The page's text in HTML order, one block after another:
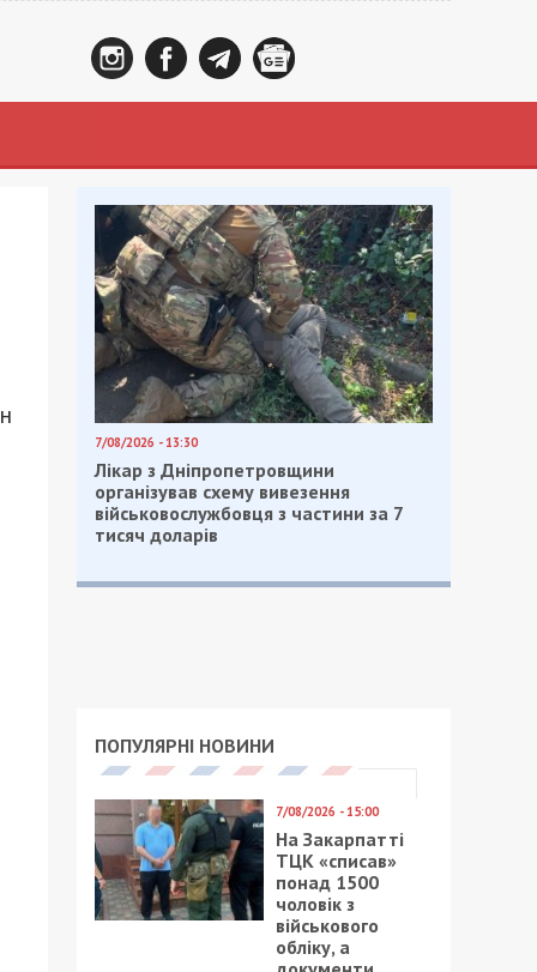
7/08/2026 - 13:30
Лікар з Дніпропетровщини
організував схему вивезення
військовослужбовця з частини за 7
тисяч доларів
ПОПУЛЯРНІ НОВИНИ
7/08/2026 - 15:00
На Закарпатті
ТЦК «списав»
понад 1500
чоловік з
військового
обліку, а